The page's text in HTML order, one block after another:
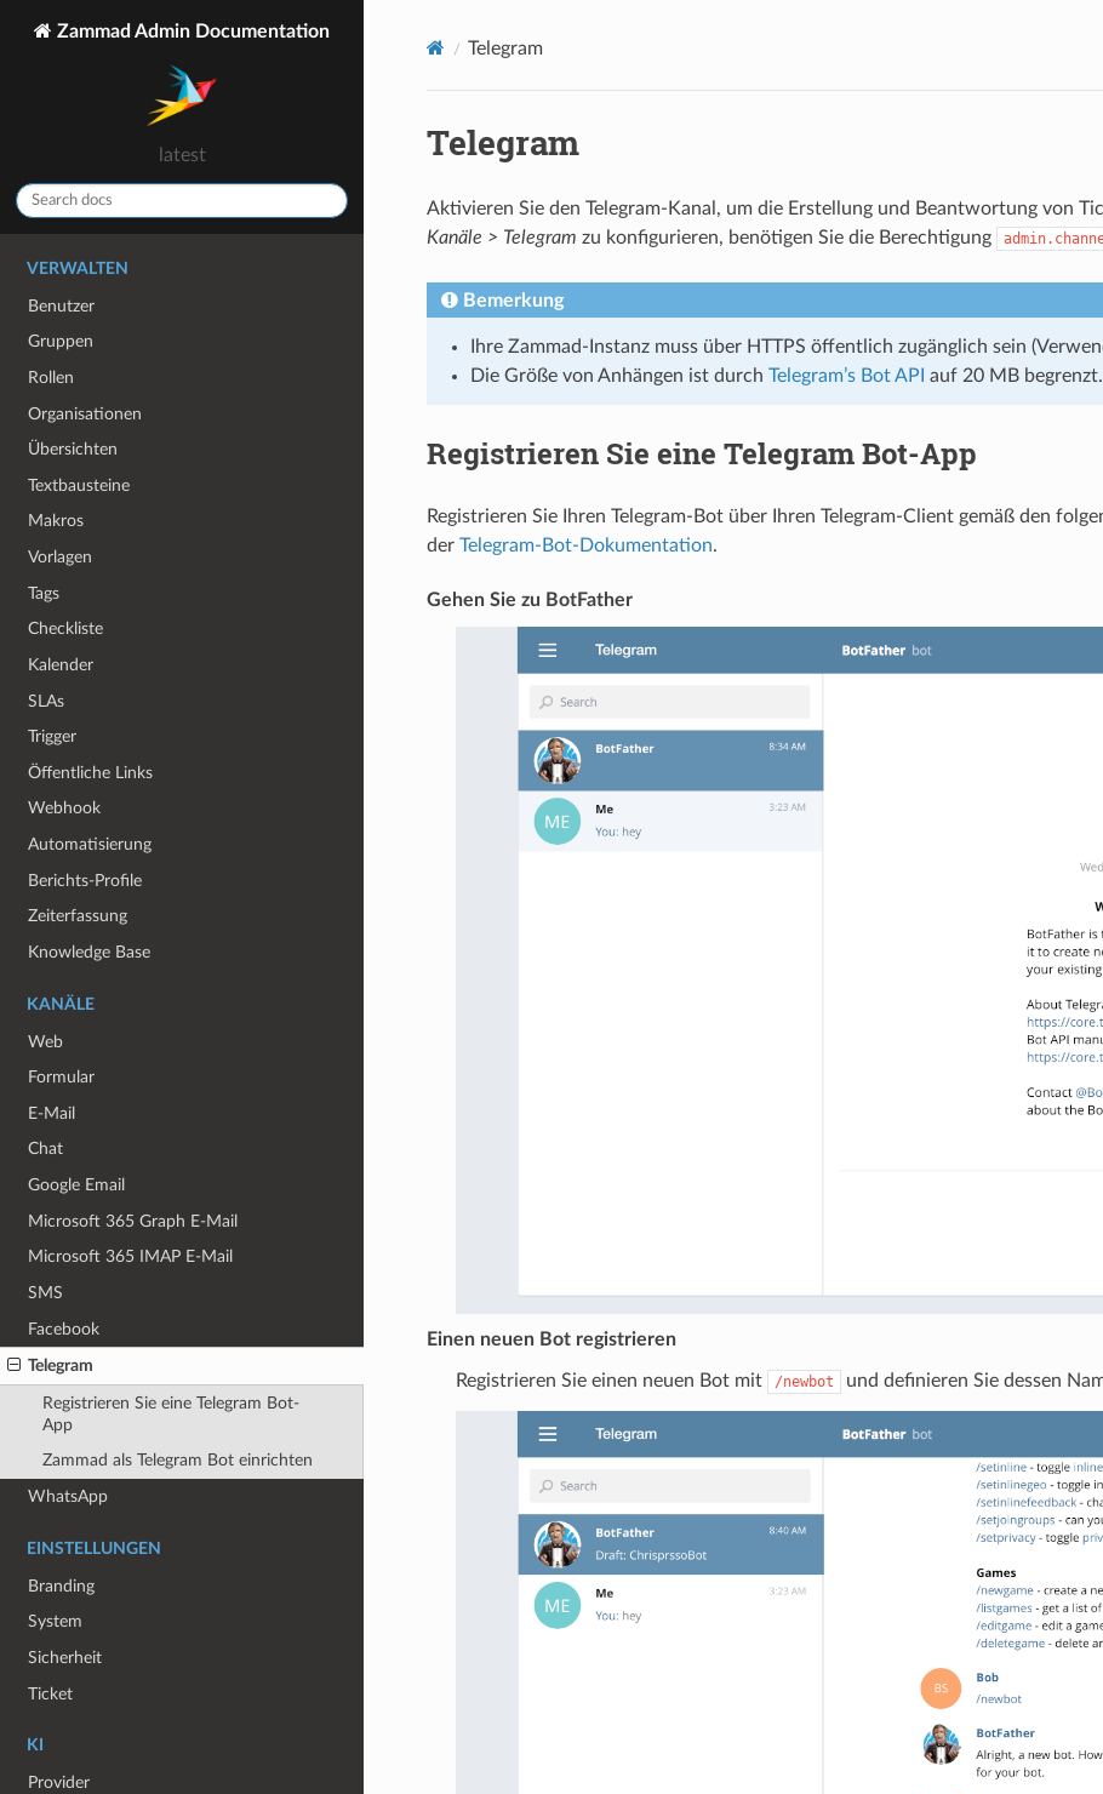
Zammad Admin Documentation
latest
VERWALTEN
Benutzer
Gruppen
Rollen
Organisationen
Übersichten
Textbausteine
Makros
Vorlagen
Tags
Checkliste
Kalender
SLAs
Trigger
Öffentliche Links
Webhook
Automatisierung
Berichts-Profile
Zeiterfassung
Knowledge Base
KANÄLE
Web
Formular
E-Mail
Chat
Google Email
Microsoft 365 Graph E-Mail
Microsoft 365 IMAP E-Mail
SMS
Facebook
Telegram
Registrieren Sie eine Telegram Bot-
App
Zammad als Telegram Bot einrichten
WhatsApp
EINSTELLUNGEN
Branding
System
Sicherheit
Ticket
KI
Provider
Telegram
Telegram
Aktivieren Sie den Telegram-Kanal, um die Erstellung und Beantwortung von
Kanäle > Telegram zu konfigurieren, benötigen Sie die Berechtigung
Bemerkung
Ihre Zammad-Instanz muss über HTTPS öffentlich zugänglich sein
Die Größe von Anhängen ist durch Telegram’s Bot API auf 20 MB begrenzt.
Registrieren Sie eine Telegram Bot-App
Registrieren Sie Ihren Telegram-Bot über Ihren Telegram-Client gemäß den
der Telegram-Bot-Dokumentation.
Gehen Sie zu BotFather
Einen neuen Bot registrieren
Registrieren Sie einen neuen Bot mit /newbot und definieren Sie dessen